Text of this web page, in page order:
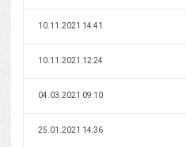
10.11.2021 14:41
10.11.2021 12:24
04.03.2021 09:10
25.01.2021 14:36